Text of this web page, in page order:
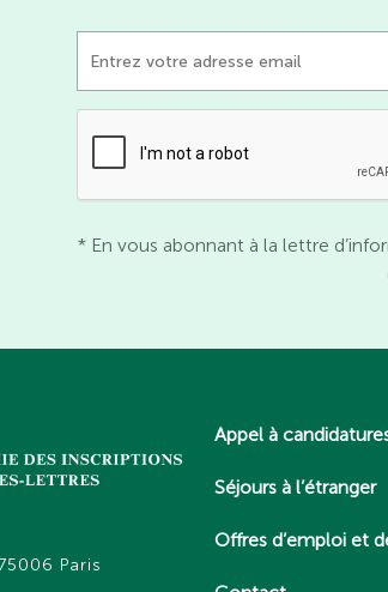
* En vous abonnant à la lettre
Paris
Appel à
Séjours à l’étranger
Offres d’emploi et